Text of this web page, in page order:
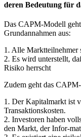
4.1.1 Die
Das CAPM-Modell geht
1. Alle Marktteilnehmer
2. Es wird unterstellt,
1. Der Kapitalmarkt ist
Transaktionskosten.
2. Investoren haben